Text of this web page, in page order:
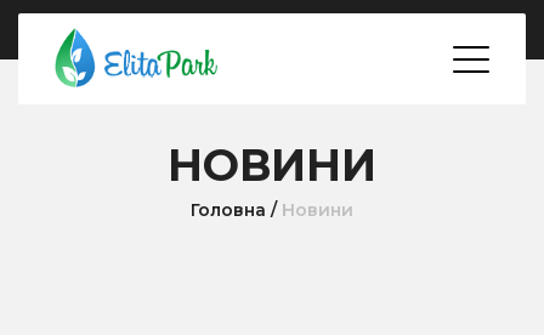
НОВИНИ
Головна / Новини